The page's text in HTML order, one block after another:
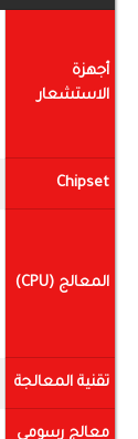
أجهزة
الاستشعار
Chipset
المعالج (CPU)
تقنية المعالجة
معالج رسومي